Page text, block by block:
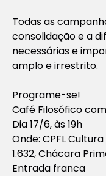
Todas as
consolidação e a
necessárias e
amplo e irrestrito.
Programe-se!
Café Filosófico
Dia 17/6, às 19h
Onde: CPFL
1.632, Chácara
Entrada franca